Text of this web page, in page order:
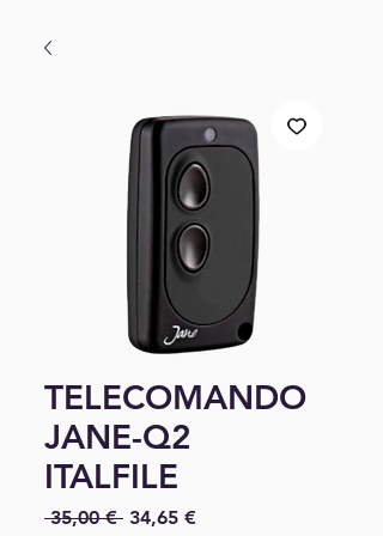
TELECOMANDO
JANE-Q2
ITALFILE
35,00 € Prix original
34,65 €Prix promotionnel